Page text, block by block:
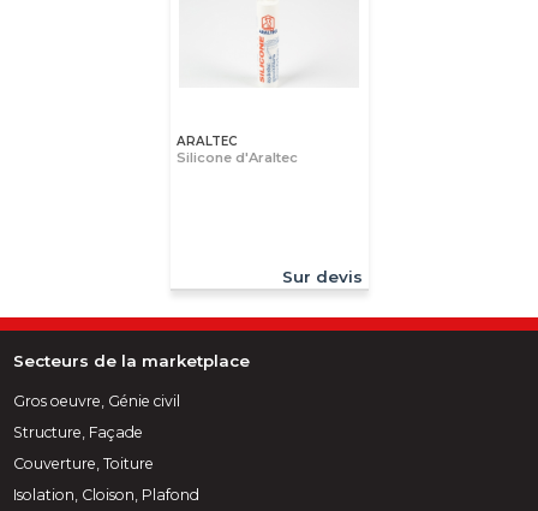
ARALTEC
Silicone d'Araltec
Sur devis
Secteurs de la marketplace
Gros oeuvre, Génie civil
Structure, Façade
Couverture, Toiture
Isolation, Cloison, Plafond